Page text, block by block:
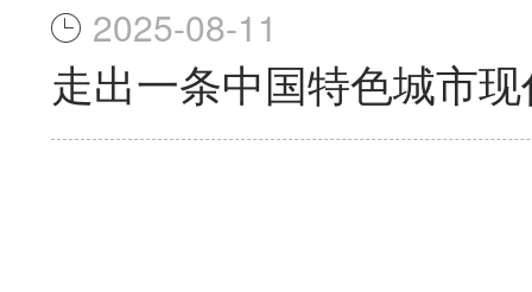
2025-08-11
走出一条中国特色城市